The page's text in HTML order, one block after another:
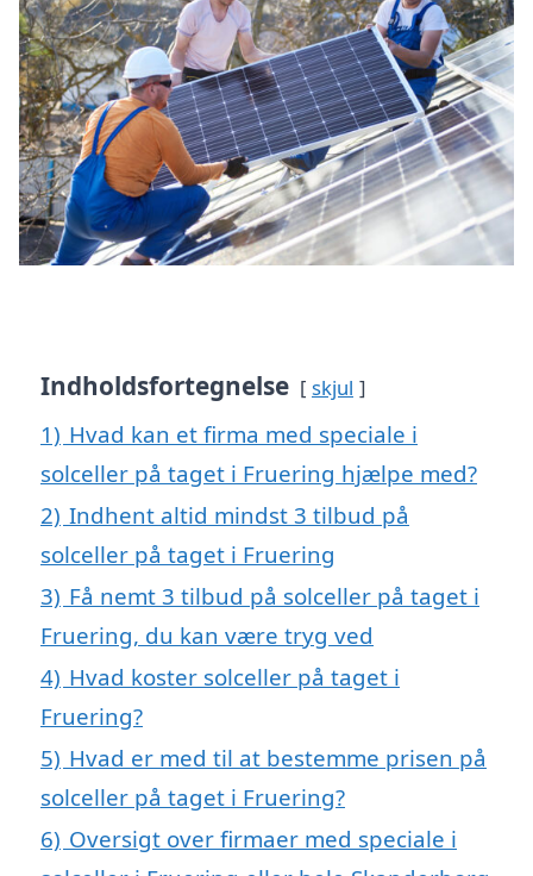
Indholdsfortegnelse skjul
1) Hvad kan et firma med speciale i
solceller på taget i Fruering hjælpe med?
2) Indhent altid mindst 3 tilbud på
solceller på taget i Fruering
3) Få nemt 3 tilbud på solceller på taget i
Fruering, du kan være tryg ved
4) Hvad koster solceller på taget i
Fruering?
5) Hvad er med til at bestemme prisen på
solceller på taget i Fruering?
6) Oversigt over firmaer med speciale i